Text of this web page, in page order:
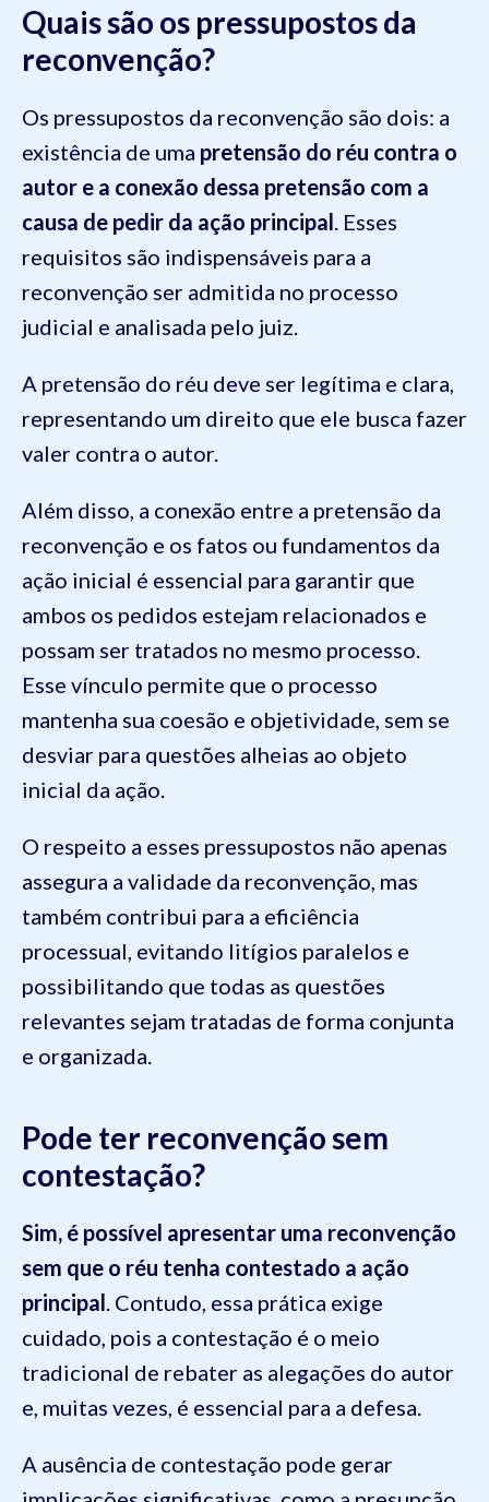
Quais são os pressupostos da
reconvenção?
Os pressupostos da reconvenção são dois: a
existência de uma pretensão do réu contra o
autor e a conexão dessa pretensão com a
causa de pedir da ação principal . Esses
requisitos são indispensáveis para a
reconvenção ser admitida no processo
judicial e analisada pelo juiz.
A pretensão do réu deve ser legítima e clara,
representando um direito que ele busca fazer
valer contra o autor.
Além disso, a conexão entre a pretensão da
reconvenção e os fatos ou fundamentos da
ação inicial é essencial para garantir que
ambos os pedidos estejam relacionados e
possam ser tratados no mesmo processo.
Esse vínculo permite que o processo
mantenha sua coesão e objetividade, sem se
desviar para questões alheias ao objeto
inicial da ação.
O respeito a esses pressupostos não apenas
assegura a validade da reconvenção, mas
também contribui para a eficiência
processual, evitando litígios paralelos e
possibilitando que todas as questões
relevantes sejam tratadas de forma conjunta
e organizada.
Pode ter reconvenção sem
contestação?
Sim, é possível apresentar uma reconvenção
sem que o réu tenha contestado a ação
principal . Contudo, essa prática exige
cuidado, pois a contestação é o meio
tradicional de rebater as alegações do autor
e, muitas vezes, é essencial para a defesa.
A ausência de contestação pode gerar